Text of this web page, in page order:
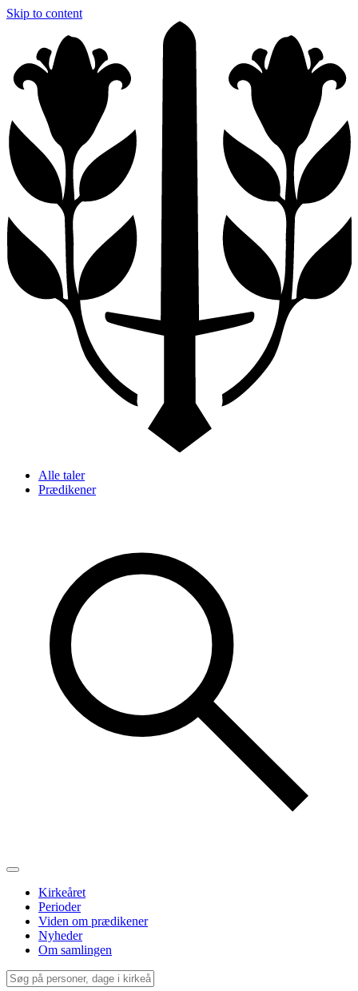
Skip to content
Alle taler
Prædikener
Kirkeåret
Perioder
Viden om prædikener
Nyheder
Om samlingen